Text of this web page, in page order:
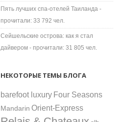
Пять лучших спа-отелей Таиланда -
прочитали: 33 792 чел.
Сейшельские острова: как я стал
дайвером - прочитали: 31 805 чел.
НЕКОТОРЫЕ ТЕМЫ БЛОГА
barefoot luxury Four Seasons
Mandarin Orient-Express